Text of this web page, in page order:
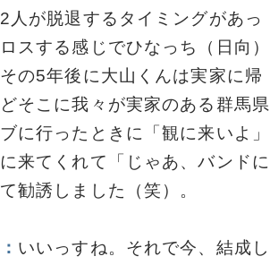
人が脱退するタイミングがあっ
スする感じでひなっち（日向）
の5年後に大山くんは実家に帰
そこに我々が実家のある群馬県
に行ったときに「観に来いよ」
来てくれて「じゃあ、バンドに
勧誘しました（笑）。
いいっすね。それで今、結成し